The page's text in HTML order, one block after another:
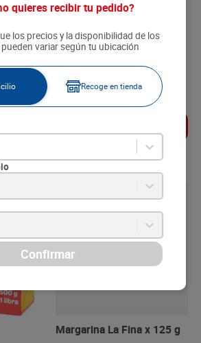
Mesa
Margarina La Fina x 250 g
Item:4093
Gramo:
5390
$4312
Comparar este producto
Margarina La Fina x 125 g
quieres recibir tu pedido?
los precios y la disponibilidad de los
variar según tu ubicación
Recoge en tienda